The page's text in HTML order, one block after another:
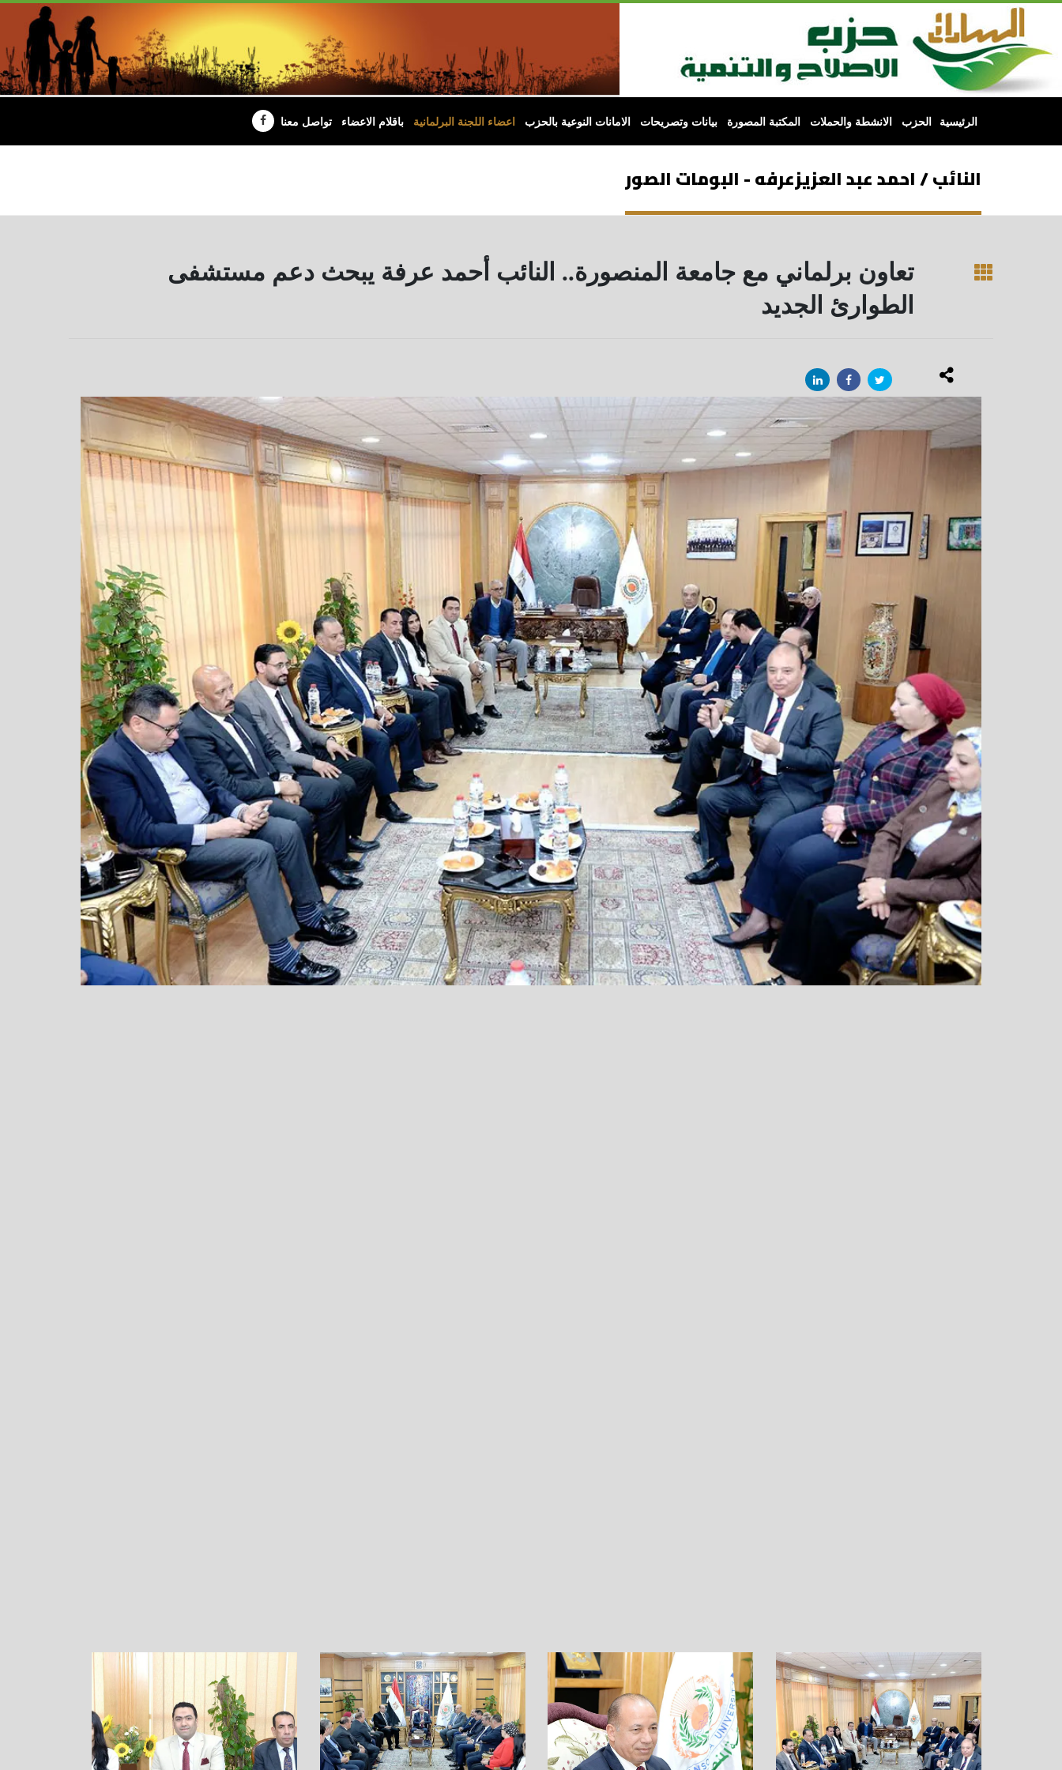
الرئيسية الحزب الانشطة والحملات المكتبة المصورة بيانات وتصريحات الامانات النوعية بالحزب اعضاء اللجنة البرلمانية باقلام الاعضاء تواصل معنا
النائب / احمد عبد العزيزعرفه - البومات الصور
تعاون برلماني مع جامعة المنصورة.. النائب أحمد عرفة يبحث دعم مستشفى
الطوارئ الجديد